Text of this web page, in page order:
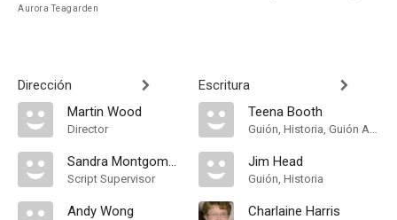
Aurora Teagarden
Dirección
Martin Wood
Director
Sandra Montgomery
Script Supervisor
Andy Wong
Escritura
Teena Booth
Guión, Historia, Guión Adaptado
Jim Head
Guión, Historia
Charlaine Harris